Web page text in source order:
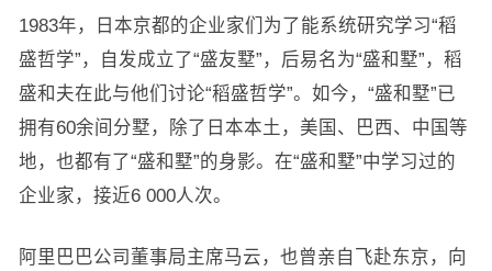
1983年，日本京都的企业家们为了能系统研究学习“稻
盛哲学”，自发成立了“盛友墅”，后易名为“盛和墅”，稻
盛和夫在此与他们讨论“稻盛哲学”。如今，“盛和墅”已
拥有60余间分墅，除了日本本土，美国、巴西、中国等
地，也都有了“盛和墅”的身影。在“盛和墅”中学习过的
企业家，接近6 000人次。
阿里巴巴公司董事局主席马云，也曾亲自飞赴东京，向